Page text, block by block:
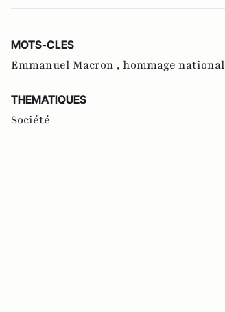
MOTS-CLES
Emmanuel Macron , hommage national
THEMATIQUES
Société